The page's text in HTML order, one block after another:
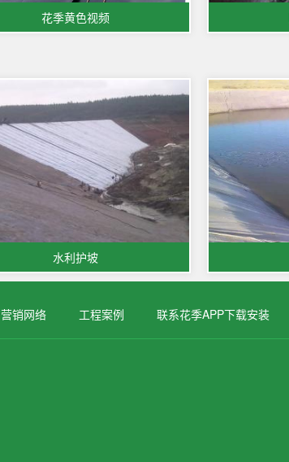
花季黄色视频
水利护坡
营销网络 工程案例 联系花季APP下载安装